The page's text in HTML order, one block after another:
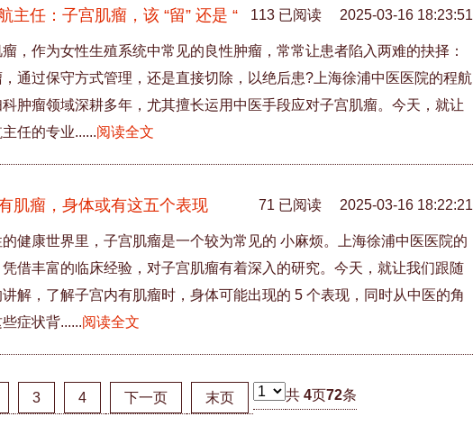
主任：子宫肌瘤，该 “留” 还是 “ 113 已阅读 2025-03-16 18:23:51
，作为女性生殖系统中常见的良性肿瘤，常常让患者陷入两难的抉择：
通过保守方式管理，还是直接切除，以绝后患?上海徐浦中医医院的程航
肿瘤领域深耕多年，尤其擅长运用中医手段应对子宫肌瘤。今天，就让
任的专业......阅读全文
肌瘤，身体或有这五个表现 71 已阅读 2025-03-16 18:22:21
健康世界里，子宫肌瘤是一个较为常见的 小麻烦。上海徐浦中医医院的
借丰富的临床经验，对子宫肌瘤有着深入的研究。今天，就让我们跟随
解，了解子宫内有肌瘤时，身体可能出现的 5 个表现，同时从中医的角
症状背......阅读全文
3 4 下一页 末页 共 4页72条